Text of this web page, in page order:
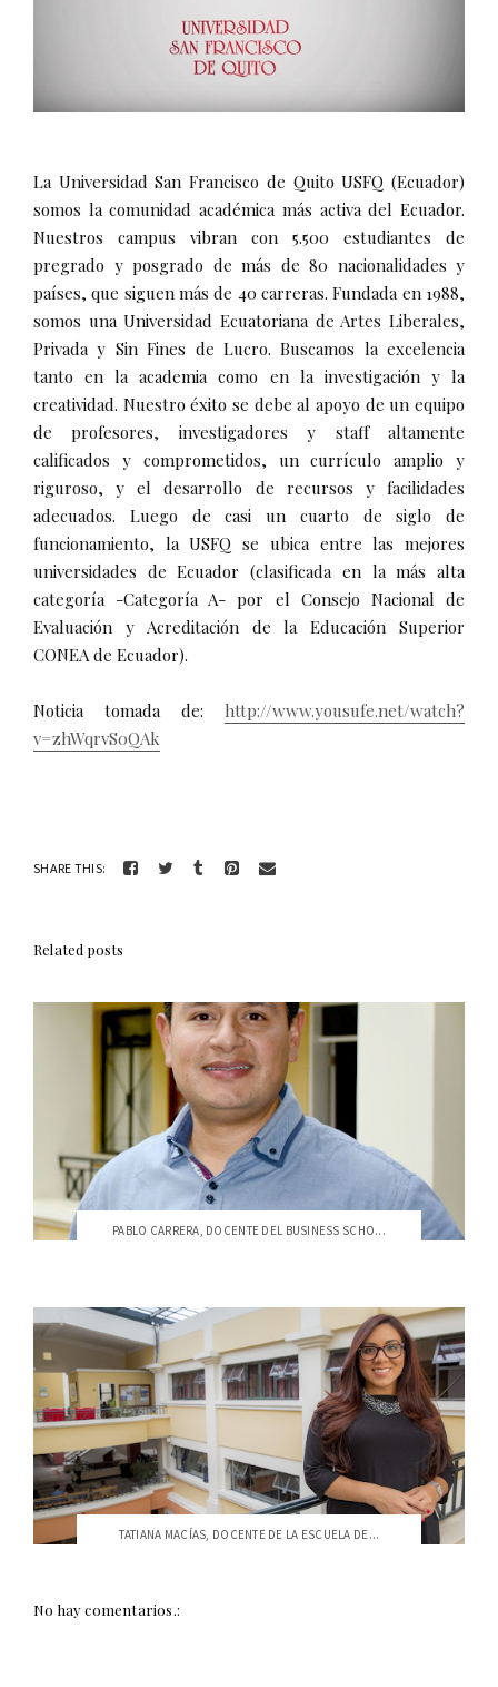
La Universidad San Francisco de Quito USFQ (Ecuador)
somos la comunidad académica más activa del Ecuador.
Nuestros campus vibran con 5.500 estudiantes de
pregrado y posgrado de más de 80 nacionalidades y
países, que siguen más de 40 carreras. Fundada en 1988,
somos una Universidad Ecuatoriana de Artes Liberales,
Privada y Sin Fines de Lucro. Buscamos la excelencia
tanto en la academia como en la investigación y la
creatividad. Nuestro éxito se debe al apoyo de un equipo
de profesores, investigadores y staff altamente
calificados y comprometidos, un currículo amplio y
riguroso, y el desarrollo de recursos y facilidades
adecuados. Luego de casi un cuarto de siglo de
funcionamiento, la USFQ se ubica entre las mejores
universidades de Ecuador (clasificada en la más alta
categoría -Categoría A- por el Consejo Nacional de
Evaluación y Acreditación de la Educación Superior
CONEA de Ecuador).
Noticia tomada de: http://www.yousufe.net/watch?
v=zhWqrvS0QAk
SHARE THIS:
Related posts
PABLO CARRERA, DOCENTE DEL BUSINESS SCHO...
TATIANA MACÍAS, DOCENTE DE LA ESCUELA DE...
No hay comentarios.: